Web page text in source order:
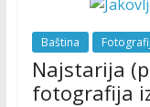
Baština
Najstarija
fotografija